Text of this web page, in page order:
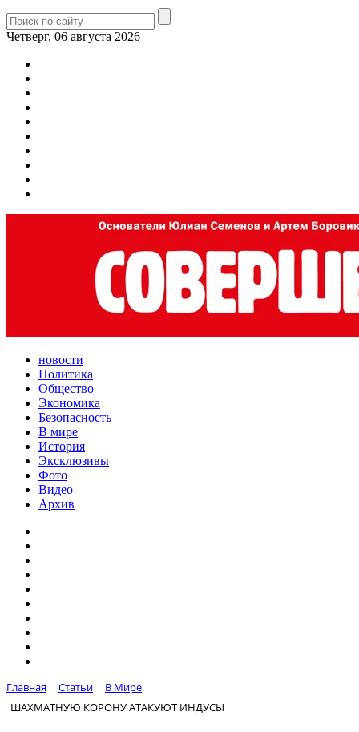
Четверг, 06 августа 2026
новости
Политика
Общество
Экономика
Безопасность
В мире
История
Эксклюзивы
Фото
Видео
Архив
Главная Статьи
В Мире
ШАХМАТНУЮ КОРОНУ АТАКУЮТ ИНДУСЫ